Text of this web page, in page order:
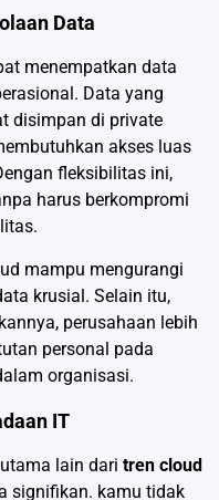
Data
menempatkan data
Data yang
disimpan di private
akses luas
fleksibilitas ini,
harus berkompromi
mampu mengurangi
krusial. Selain itu,
perusahaan lebih
personal pada
organisasi.
IT
lain dari tren cloud
signifikan. kamu tidak